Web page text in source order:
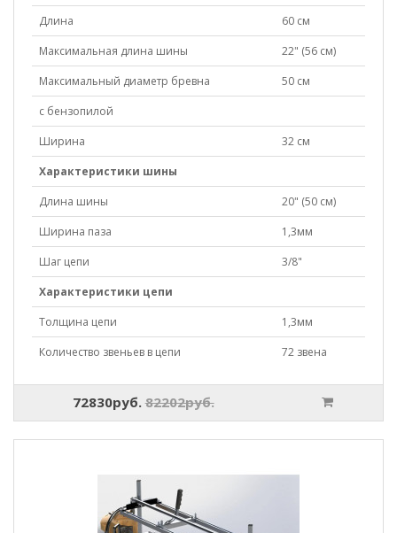
Длина
60 см
Максимальная длина шины
22" (56 см)
Максимальный диаметр бревна
50 см
с бензопилой
Ширина
32 см
Характеристики шины
Длина шины
20" (50 см)
Ширина паза
1,3мм
Шаг цепи
3/8"
Характеристики цепи
Толщина цепи
1,3мм
Количество звеньев в цепи
72 звена
72830руб. 82202руб.